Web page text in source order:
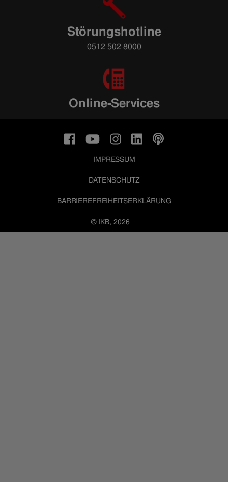
Störungshotline
0512 502 8000
Online-Services
© IKB, 2026
IMPRESSUM
DATENSCHUTZ
BARRIEREFREIHEITSERKLÄRUNG